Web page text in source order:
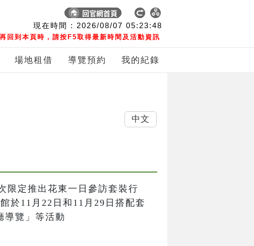
現在時間 : 2026/08/07 05:23:49
回到本頁時，請按F5取得最新時間及活動資訊
場地租借 導覽預約 我的紀錄
限定推出花東一日參訪套裝行
於11月22日和11月29日搭配套
導覽」等活動